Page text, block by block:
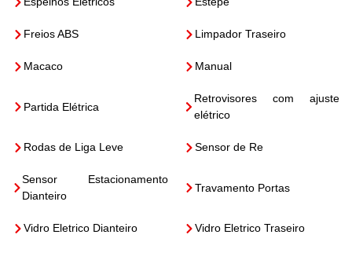
Freios ABS Limpador Traseiro
Macaco Manual
Partida Elétrica
Retrovisores com ajuste
elétrico
Rodas de Liga Leve Sensor de Re
Sensor Estacionamento
Dianteiro
Travamento Portas
Vidro Eletrico Dianteiro Vidro Eletrico Traseiro